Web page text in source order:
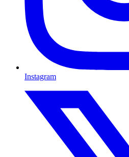
Instagram